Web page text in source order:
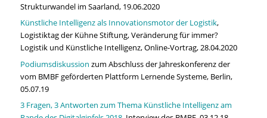
Strukturwandel im Saarland, 19.06.2020
Künstliche Intelligenz als Innovationsmotor der Logistik,
Logistiktag der Kühne Stiftung, Veränderung für immer?
Logistik und Künstliche Intelligenz, Online-Vortrag, 28.04.2020
Podiumsdiskussion zum Abschluss der Jahreskonferenz der
vom BMBF geförderten Plattform Lernende Systeme, Berlin,
05.07.19
3 Fragen, 3 Antworten zum Thema Künstliche Intelligenz am